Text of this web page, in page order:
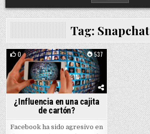
Tag: Snapchat
0 537
Posted in
¿Influencia en una cajita
de cartón?
Facebook ha sido agresivo en